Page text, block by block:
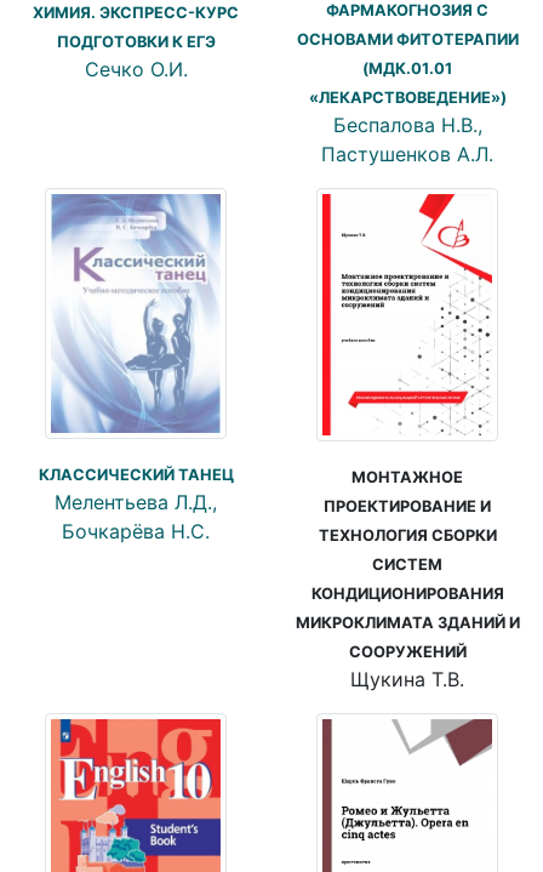
ХИМИЯ. ЭКСПРЕСС-КУРС
ПОДГОТОВКИ К ЕГЭ
Сечко О.И.
ФАРМАКОГНОЗИЯ С
ОСНОВАМИ ФИТОТЕРАПИИ
(МДК.01.01
«ЛЕКАРСТВОВЕДЕНИЕ»)
Беспалова Н.В.,
Пастушенков А.Л.
КЛАССИЧЕСКИЙ ТАНЕЦ
Мелентьева Л.Д.,
Бочкарёва Н.С.
МОНТАЖНОЕ
ПРОЕКТИРОВАНИЕ И
ТЕХНОЛОГИЯ СБОРКИ
СИСТЕМ
КОНДИЦИОНИРОВАНИЯ
МИКРОКЛИМАТА ЗДАНИЙ И
СООРУЖЕНИЙ
Щукина Т.В.